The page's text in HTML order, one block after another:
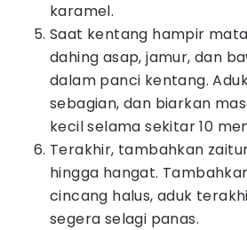
karamel.
Saat kentang hampir
dahing asap, jamur, dan
dalam panci kentang.
sebagian, dan biarkan
kecil selama sekitar 10
Terakhir, tambahkan
hingga hangat.
cincang halus, aduk
segera selagi panas.